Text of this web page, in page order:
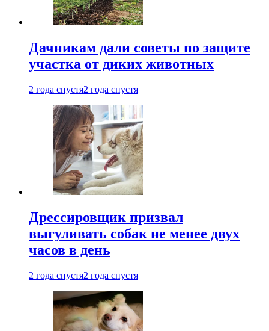
Дачникам дали советы по защите
участка от диких животных
2 года спустя2 года спустя
Дрессировщик призвал
выгуливать собак не менее двух
часов в день
2 года спустя2 года спустя